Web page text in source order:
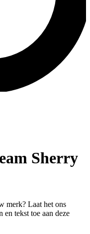
Sherry
merk? Laat het ons
en tekst toe aan deze